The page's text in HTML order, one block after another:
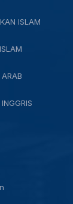
ISLAM